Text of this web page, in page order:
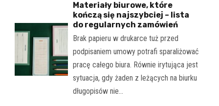
Materiały biurowe, które
kończą się najszybciej – lista
do regularnych zamówień
Brak papieru w drukarce tuż przed
podpisaniem umowy potrafi sparaliżować
pracę całego biura. Równie irytująca jest
sytuacja, gdy żaden z leżących na biurku
długopisów nie…